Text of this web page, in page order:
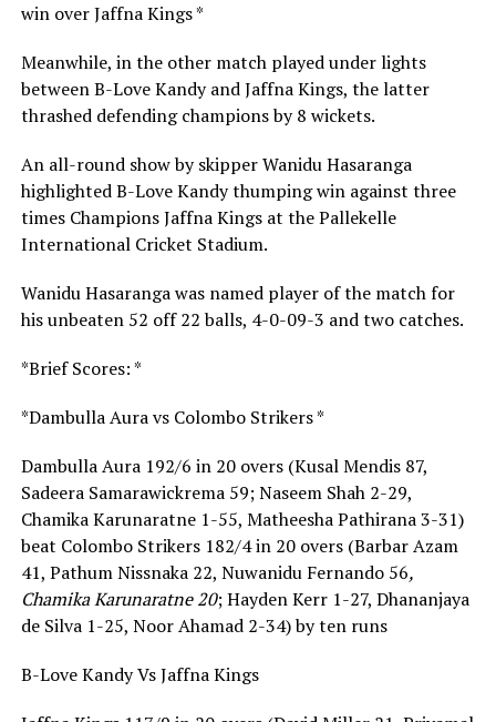
win over Jaffna Kings *
Meanwhile, in the other match played under lights
between B-Love Kandy and Jaffna Kings, the latter
thrashed defending champions by 8 wickets.
An all-round show by skipper Wanidu Hasaranga
highlighted B-Love Kandy thumping win against three
times Champions Jaffna Kings at the Pallekelle
International Cricket Stadium.
Wanidu Hasaranga was named player of the match for
his unbeaten 52 off 22 balls, 4-0-09-3 and two catches.
*Brief Scores: *
*Dambulla Aura vs Colombo Strikers *
Dambulla Aura 192/6 in 20 overs (Kusal Mendis 87,
Sadeera Samarawickrema 59; Naseem Shah 2-29,
Chamika Karunaratne 1-55, Matheesha Pathirana 3-31)
beat Colombo Strikers 182/4 in 20 overs (Barbar Azam
41, Pathum Nissnaka 22, Nuwanidu Fernando 56,
Chamika Karunaratne 20; Hayden Kerr 1-27, Dhananjaya
de Silva 1-25, Noor Ahamad 2-34) by ten runs
B-Love Kandy Vs Jaffna Kings